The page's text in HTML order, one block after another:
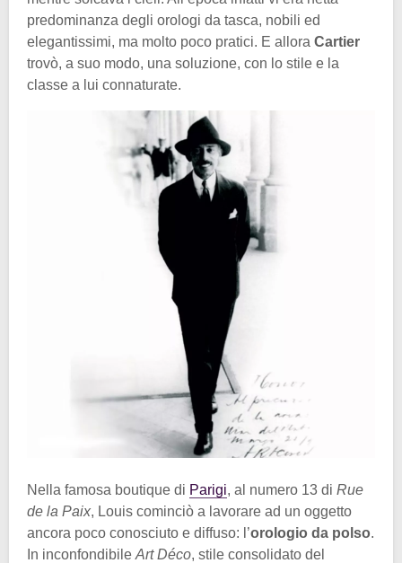
predominanza degli orologi da tasca, nobili ed
elegantissimi, ma molto poco pratici. E allora Cartier
trovò, a suo modo, una soluzione, con lo stile e la
classe a lui connaturate.
Nella famosa boutique di Parigi, al numero 13 di Rue
de la Paix, Louis cominciò a lavorare ad un oggetto
ancora poco conosciuto e diffuso: l’orologio da polso.
In inconfondibile Art Déco, stile consolidato del